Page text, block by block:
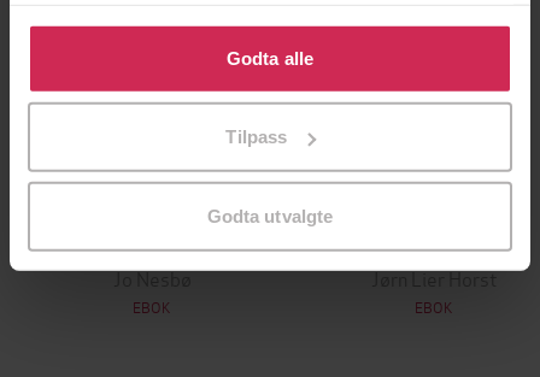
Klikk på «Godta alle» for å gi oss ditt samtykke til å
bruke cookies for alle disse formålene. Du kan også
tilpasse ditt samtykke til spesifikke formål ved å klikke
Godta alle
Tilpass
Godta utvalgte
Minnesota
Jo Nesbø
EBOK
Utskudd
Jørn Lier Horst
EBOK